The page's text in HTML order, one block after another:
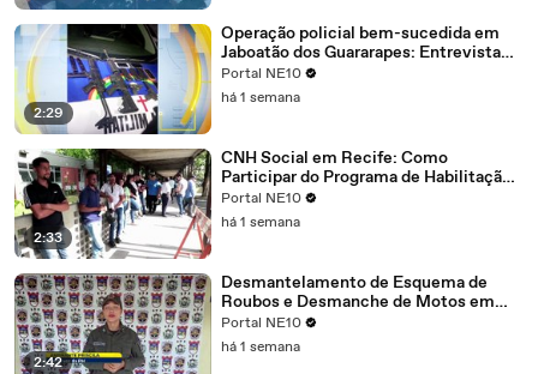
2:29
Operação policial bem-sucedida em
Jaboatão dos Guararapes: Entrevista
com o Tenente Coronel Michel do 19º
Batalhão
Portal NE10
há 1 semana
2:33
CNH Social em Recife: Como
Participar do Programa de Habilitação
Gratuita
Portal NE10
há 1 semana
2:42
Desmantelamento de Esquema de
Roubos e Desmanche de Motos em
Abreu e Lima: Como a Polícia
Desvendou e Encerrou a Operação
Portal NE10
há 1 semana